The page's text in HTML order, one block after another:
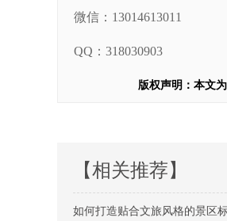
微信：13014613011
QQ：318030903
版权声明：本文为
【相关推荐】
如何打造贴合文旅风格的景区